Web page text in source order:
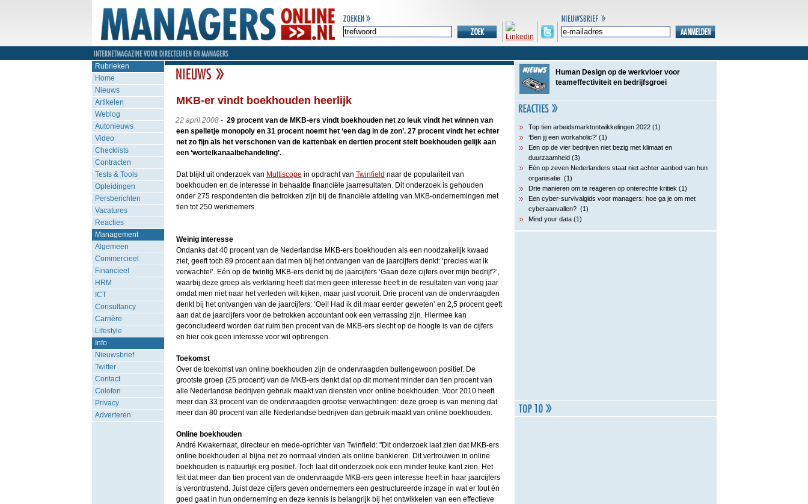
Rubrieken
Home
Nieuws
Artikelen
Weblog
Autonieuws
Video
Checklists
Contracten
Tests & Tools
Opleidingen
Persberichten
Vacatures
Reacties
Management
Algemeen
Commercieel
Financieel
HRM
ICT
Consultancy
Carrière
Lifestyle
Info
Nieuwsbrief
Twitter
Contact
Colofon
Privacy
Adverteren
MKB-er vindt boekhouden heerlijk
22 april 2008- 29 procent van de MKB-ers vindt boekhouden net zo leuk vindt het winnen van
een spelletje monopoly en 31 procent noemt het ‘een dag in de zon’. 27 procent vindt het echter
net zo fijn als het verschonen van de kattenbak en dertien procent stelt boekhouden gelijk aan
een ‘wortelkanaalbehandeling’.
Dat blijkt uit onderzoek van Multiscope in opdracht van Twinfield naar de populariteit van
boekhouden en de interesse in behaalde financiële jaarresultaten. Dit onderzoek is gehouden
onder 275 respondenten die betrokken zijn bij de financiële afdeling van MKB-ondernemingen met
tien tot 250 werknemers.
Weinig interesse
Ondanks dat 40 procent van de Nederlandse MKB-ers boekhouden als een noodzakelijk kwaad
ziet, geeft toch 89 procent aan dat men bij het ontvangen van de jaarcijfers denkt: ‘precies wat ik
verwachte!’. Eén op de twintig MKB-ers denkt bij de jaarcijfers ‘Gaan deze cijfers over mijn bedrijf?’,
waarbij deze groep als verklaring heeft dat men geen interesse heeft in de resultaten van vorig jaar
omdat men niet naar het verleden wilt kijken, maar juist vooruit. Drie procent van de ondervraagden
denkt bij het ontvangen van de jaarcijfers: ‘Oei! Had ik dit maar eerder geweten’ en 2,5 procent geeft
aan dat de jaarcijfers voor de betrokken accountant ook een verrassing zijn. Hiermee kan
geconcludeerd worden dat ruim tien procent van de MKB-ers slecht op de hoogte is van de cijfers
en hier ook geen interesse voor wil opbrengen.
Toekomst
Over de toekomst van online boekhouden zijn de ondervraagden buitengewoon positief. De
grootste groep (25 procent) van de MKB-ers denkt dat op dit moment minder dan tien procent van
alle Nederlandse bedrijven gebruik maakt van diensten voor online boekhouden. Voor 2010 heeft
meer dan 33 procent van de ondervraagden grootse verwachtingen: deze groep is van mening dat
meer dan 80 procent van alle Nederlandse bedrijven dan gebruik maakt van online boekhouden.
Online boekhouden
André Kwakernaat, directeur en mede-oprichter van Twinfield: "Dit onderzoek laat zien dat MKB-ers
online boekhouden al bijna net zo normaal vinden als online bankieren. Dit vertrouwen in online
boekhouden is natuurlijk erg positief. Toch laat dit onderzoek ook een minder leuke kant zien. Het
feit dat meer dan tien procent van de ondervraagde MKB-ers geen interesse heeft in haar jaarcijfers
is verontrustend. Juist deze cijfers geven ondernemers een gestructureerde inzage in wat er fout én
goed gaat in hun onderneming en deze kennis is belangrijk bij het ontwikkelen van een effectieve
Human Design op de werkvloer voor
teameffectiviteit en bedrijfsgroei
Top tien arbeidsmarktontwikkelingen 2022 (1)
‘Ben jij een workaholic?’ (1)
Een op de vier bedrijven niet bezig met klimaat en
duurzaamheid (3)
Eén op zeven Nederlanders staat niet achter aanbod van hun
organisatie (1)
Drie manieren om te reageren op onterechte kritiek (1)
Een cyber-survivalgids voor managers: hoe ga je om met
cyberaanvallen? (1)
Mind your data (1)